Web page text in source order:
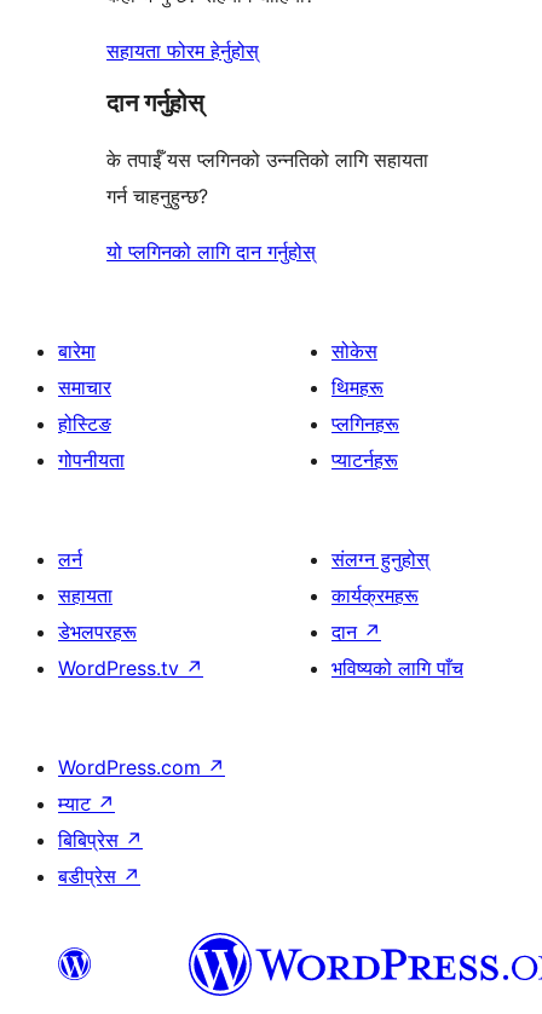
सहायता फोरम हेर्नुहोस्
दान गर्नुहोस्
के तपाईँ यस प्लगिनको उन्नतिको लागि सहायता
गर्न चाहनुहुन्छ?
यो प्लगिनको लागि दान गर्नुहोस्
बारेमा
समाचार
होस्टिङ
गोपनीयता
सोकेस
थिमहरू
प्लगिनहरू
प्याटर्नहरू
लर्न
सहायता
डेभलपरहरू
WordPress.tv ↗
संलग्न हुनुहोस्
कार्यक्रमहरू
दान ↗
भविष्यको लागि पाँच
WordPress.com ↗
म्याट ↗
बिबिप्रेस ↗
बडीप्रेस ↗